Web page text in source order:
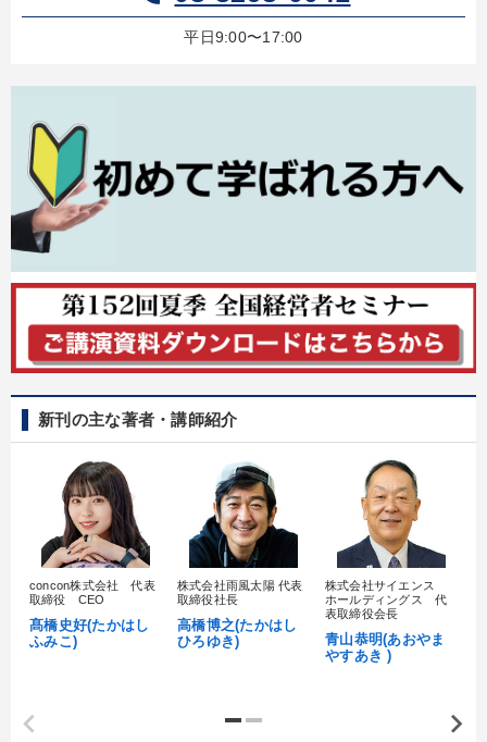
平日9:00〜17:00
新刊の主な著者・講師紹介
concon株式会社 代表
取締役 CEO
髙橋史好(たかはし
ふみこ)
株式会社雨風太陽 代表
取締役社長
高橋博之(たかはし
ひろゆき)
株式会社サイエンス
ホールディングス 代
表取締役会長
青山恭明(あおやま
やすあき )